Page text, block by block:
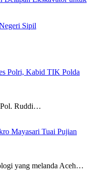
Sipil
Polri, Kabid TIK Polda
Ruddi…
Mayasari Tuai Pujian
yang melanda Aceh…